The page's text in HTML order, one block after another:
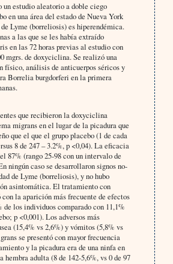
un estudio aleatorio a doble ciego
en una área del estado de Nueva York
Lyme (borreliosis) es hiperendémica.
a las que se les había extraído
en las 72 horas previas al estudio con
mgrs. de doxyciclina. Se realizó una
físico, análisis de anticuerpos séricos y
Borrelia burgdorferi en la primera
que recibieron la doxyciclina
migrans en el lugar de la picadura que
que el que el grupo placebo (1 de cada
8 de 247 – 3.2%, p <0,04). La eficacia
87% (rango 25-98 con un intervalo de
ningún caso se desarrollaron signos no-
de Lyme (borreliosis), y no hubo
asintomática. El tratamiento con
la aparición más frecuente de efectos
de los individuos comparado con 11,1%
p <0,001). Los adversos más
(15,4% vs 2,6%) y vómitos (5,8% vs
se presentó con mayor frecuencia
y la picadura era de una ninfa en
hembra adulta (8 de 142-5,6%, vs 0 de 97